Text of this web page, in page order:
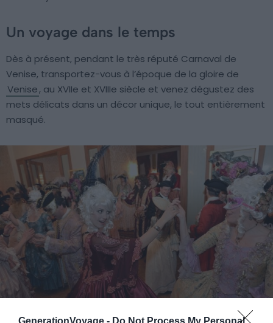
GenerationVoyage - Do Not Process My Personal
Un voyage dans le temps
Dès à présent, pendant le très réputé Carnaval de
Venise, transportez-vous à l’époque de la gloire de
Venise, au XVIIe et XVIIIe siècle et venez dégustez des
mets délicats dans un décor unique, le tout entièrement
masqué.